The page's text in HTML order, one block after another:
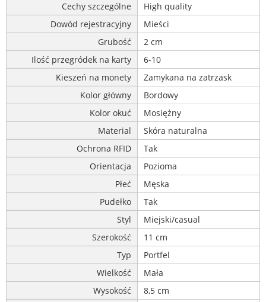
Cechy szczególne
High quality
Dowód rejestracyjny
Mieści
Grubość
2 cm
Ilość przegródek na karty
6-10
Kieszeń na monety
Zamykana na zatrzask
Kolor główny
Bordowy
Kolor okuć
Mosiężny
Material
Skóra naturalna
Ochrona RFID
Tak
Orientacja
Pozioma
Płeć
Męska
Pudełko
Tak
Styl
Miejski/casual
Szerokość
11 cm
Typ
Portfel
Wielkość
Mała
Wysokość
8,5 cm